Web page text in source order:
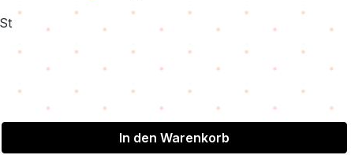
In den Warenkorb